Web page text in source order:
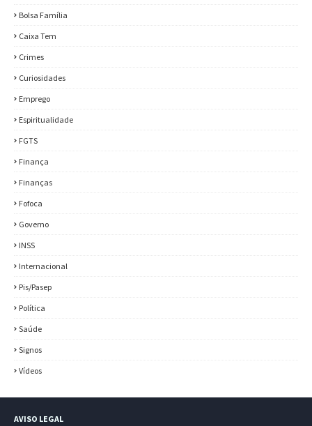
Bolsa Família
Caixa Tem
Crimes
Curiosidades
Emprego
Espiritualidade
FGTS
Finança
Finanças
Fofoca
Governo
INSS
Internacional
Pis/Pasep
Política
Saúde
Signos
Vídeos
AVISO LEGAL